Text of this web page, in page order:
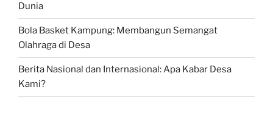
Dunia
Bola Basket Kampung: Membangun Semangat
Olahraga di Desa
Berita Nasional dan Internasional: Apa Kabar Desa
Kami?